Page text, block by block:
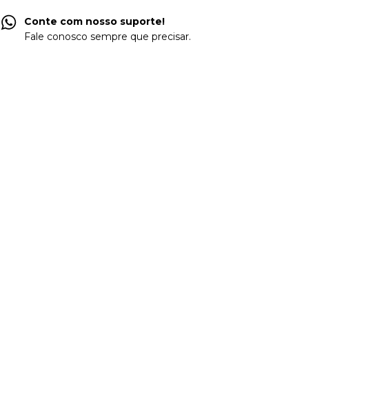
Conte com nosso suporte!
Fale conosco sempre que precisar.